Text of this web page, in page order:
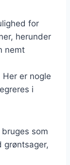
for
herunder
nemt
er nogle
i
som
grøntsager,